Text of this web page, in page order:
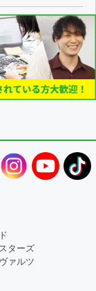
ターズ
ァルツ